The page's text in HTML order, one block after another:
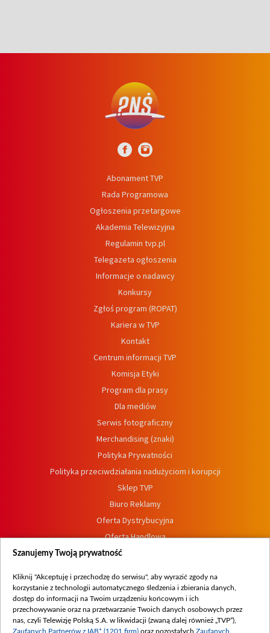
Abonament TVP
Rada Programowa
Ogłoszenia przetargowe
Akademia Telewizyjna
Regulamin tvp.pl
Telegazeta ogłoszenia
Informacje o nadawcy
Konkursy
Zgłoś program (ROPAT)
Kariera w TVP
Kontakt
Centrum informacji TVP
Komisja Etyki
Program dla prasy
Dla mediów
Serwis fotograficzny
Merchandising (znaki)
Polityka Prywatności
Polityka przeciwdziałania nadużyciom i korupcji
Sklep TVP
Biuro Reklamy
Oferta Dystrybucyjna
Oferta Handlowa
Dostępność
Procedura zgłoszeń wewnętrznych
Szanujemy Twoją prywatność
Kliknij "Akceptuję i przechodzę do serwisu", aby wyrazić zgody na
korzystanie z technologii automatycznego śledzenia i zbierania danych,
dostęp do informacji na Twoim urządzeniu końcowym i ich
przechowywanie oraz na przetwarzanie Twoich danych osobowych przez
nas, czyli Telewizję Polską S.A. w likwidacji (zwaną dalej również „TVP”),
Zaufanych Partnerów z IAB* (1201 firm) oraz pozostałych Zaufanych